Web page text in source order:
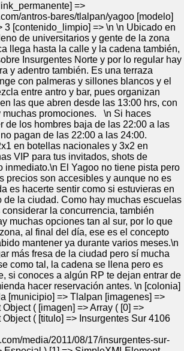
=>
antros-bares/tlalpan/yagoo [modelo]
3 [contenido_limpio] => \n \n Ubicado en
de universitarios y gente de la zona
llega hasta la calle y la cadena también,
Insurgentes Norte y por lo regular hay
y adentro también. Es una terraza
con palmeras y sillones blancos y el
entre antro y bar, pues organizan
las que abren desde las 13:00 hrs, con
muchas promociones. \n Si haces
de los hombres baja de las 22:00 a las
pagan de las 22:00 a las 24:00.
en botellas nacionales y 3x2 en
VIP para tus invitados, shots de
inmediato.\n El Yagoo no tiene pista pero
precios son accesibles y aunque no es
es hacerte sentir como si estuvieras en
de la ciudad. Como hay muchas escuelas
la concurrencia, también
muchas opciones tan al sur, por lo que
al final del día, ese es el concepto
mantener ya durante varios meses.\n
más fresa de la ciudad pero sí mucha
como tal, la cadena se llena pero es
si conoces a algún RP te dejan entrar de
hacer reservación antes. \n [colonia]
[municipio] => Tlalpan [imagenes] =>
( [imagen] => Array ( [0] =>
( [titulo] => Insurgentes Sur 4106
media/2011/08/17/insurgentes-sur-